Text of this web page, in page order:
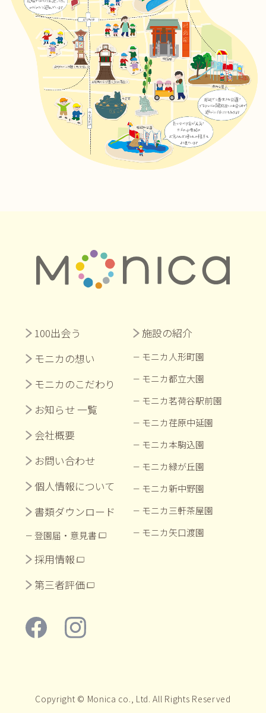
100出会う
モニカの想い
モニカのこだわり
お知らせ 一覧
会社概要
お問い合わせ
個人情報について
施設の紹介
モニカ人形町園
モニカ都立大園
モニカ茗荷谷駅前園
モニカ荏原中延園
モニカ本駒込園
モニカ緑が丘園
モニカ新中野園
モニカ三軒茶屋園
モニカ矢口渡園
書類ダウンロード
登園届・意見書
採用情報
第三者評価
Copyright © Monica co., Ltd. All Rights Reserved